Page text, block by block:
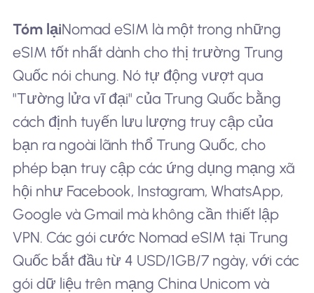
Tóm lạiNomad eSIM là một trong những
eSIM tốt nhất dành cho thị trường Trung
Quốc nói chung. Nó tự động vượt qua
"Tường lửa vĩ đại" của Trung Quốc bằng
cách định tuyến lưu lượng truy cập của
bạn ra ngoài lãnh thổ Trung Quốc, cho
phép bạn truy cập các ứng dụng mạng xã
hội như Facebook, Instagram, WhatsApp,
Google và Gmail mà không cần thiết lập
VPN. Các gói cước Nomad eSIM tại Trung
Quốc bắt đầu từ 4 USD/1GB/7 ngày, với các
gói dữ liệu trên mạng China Unicom và